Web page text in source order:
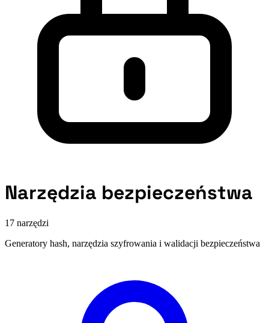
Narzędzia bezpieczeństwa
17 narzędzi
Generatory hash, narzędzia szyfrowania i walidacji bezpieczeństwa